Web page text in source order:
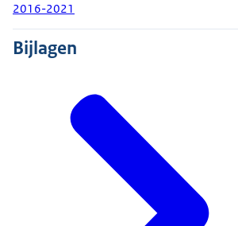
2016-2021
Bijlagen